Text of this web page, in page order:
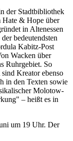
der Stadtbibliothek
& Hope über
in Altenessen
bedeutendsten
Kabitz-Post
Wacken über
Ruhrgebiet. So
Kreator ebenso
in den Texten sowie
Molotow-
– heißt es in
um 19 Uhr. Der